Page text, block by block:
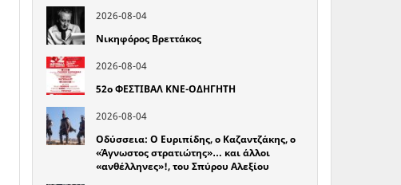
2026-08-04
Νικηφόρος Βρεττάκος
2026-08-04
52o ΦΕΣΤΙΒΑΛ ΚΝΕ-ΟΔΗΓΗΤΗ
2026-08-04
Οδύσσεια: Ο Ευριπίδης, ο Καζαντζάκης, ο
«Άγνωστος στρατιώτης»… και άλλοι
«ανθέλληνες»!, του Σπύρου Αλεξίου